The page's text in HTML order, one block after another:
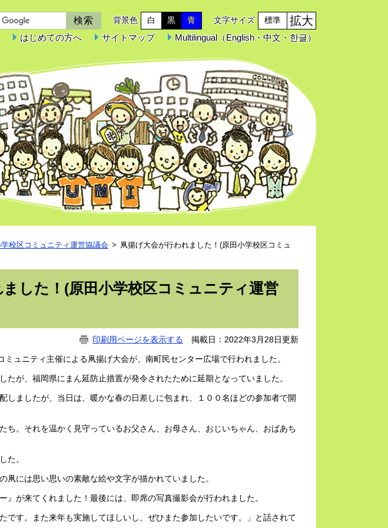
背景色 白 黒 青 文字サイズ 標準 拡大
はじめての方へ サイトマップ Multilingual（English・中文・한글）
ニティ運営協議会
校区コミュニティ運営協議会
凧揚げ大会が行われました！(原田小学校区コミュ
した！(原田小学校区コミュニティ運営
印刷用ページを表示する 掲載日：2022年3月28日更新
ュニティ主催による凧揚げ大会が、南町民センター広場で行われました。
たが、福岡県にまん延防止措置が発令されたために延期となっていました。
しましたが、当日は、暖かな春の日差しに包まれ、１００名ほどの参加者で開
ち。それを温かく見守っているお父さん、お母さん、おじいちゃん、おばあち
た。
凧には思い思いの素敵な絵や文字が描かれていました。
』が来てくれました！最後には、即席の写真撮影会が行われました。
です。また来年も実施してほしいし、ぜひまた参加したいです。」と話されて